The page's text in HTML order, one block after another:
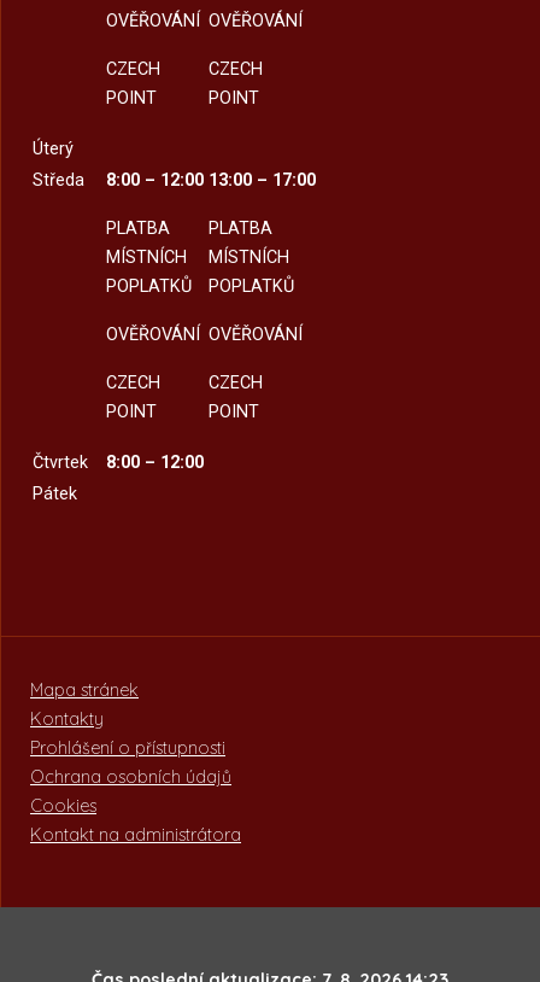
OVĚŘOVÁNÍ
CZECH
POINT
OVĚŘOVÁNÍ
CZECH
POINT
Úterý
Středa
8:00 – 12:00
PLATBA
MÍSTNÍCH
POPLATKŮ
OVĚŘOVÁNÍ
CZECH
POINT
13:00 – 17:00
PLATBA
MÍSTNÍCH
POPLATKŮ
OVĚŘOVÁNÍ
CZECH
POINT
Čtvrtek
8:00 – 12:00
Pátek
Mapa stránek
Kontakty
Prohlášení o přístupnosti
Ochrana osobních údajů
Cookies
Kontakt na administrátora